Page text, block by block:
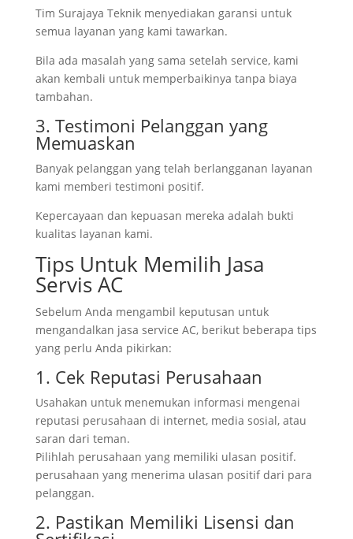
Tim Surajaya Teknik menyediakan garansi untuk
semua layanan yang kami tawarkan.
Bila ada masalah yang sama setelah service, kami
akan kembali untuk memperbaikinya tanpa biaya
tambahan.
3. Testimoni Pelanggan yang
Memuaskan
Banyak pelanggan yang telah berlangganan layanan
kami memberi testimoni positif.
Kepercayaan dan kepuasan mereka adalah bukti
kualitas layanan kami.
Tips Untuk Memilih Jasa
Servis AC
Sebelum Anda mengambil keputusan untuk
mengandalkan jasa service AC, berikut beberapa tips
yang perlu Anda pikirkan:
1. Cek Reputasi Perusahaan
Usahakan untuk menemukan informasi mengenai
reputasi perusahaan di internet, media sosial, atau
saran dari teman.
Pilihlah perusahaan yang memiliki ulasan positif.
perusahaan yang menerima ulasan positif dari para
pelanggan.
2. Pastikan Memiliki Lisensi dan